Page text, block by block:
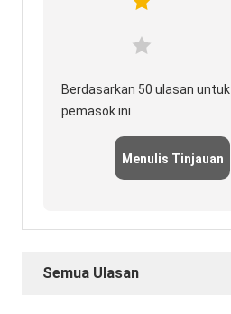
Berdasarkan 50 ulasan untuk
pemasok ini
Menulis Tinjauan
Semua Ulasan